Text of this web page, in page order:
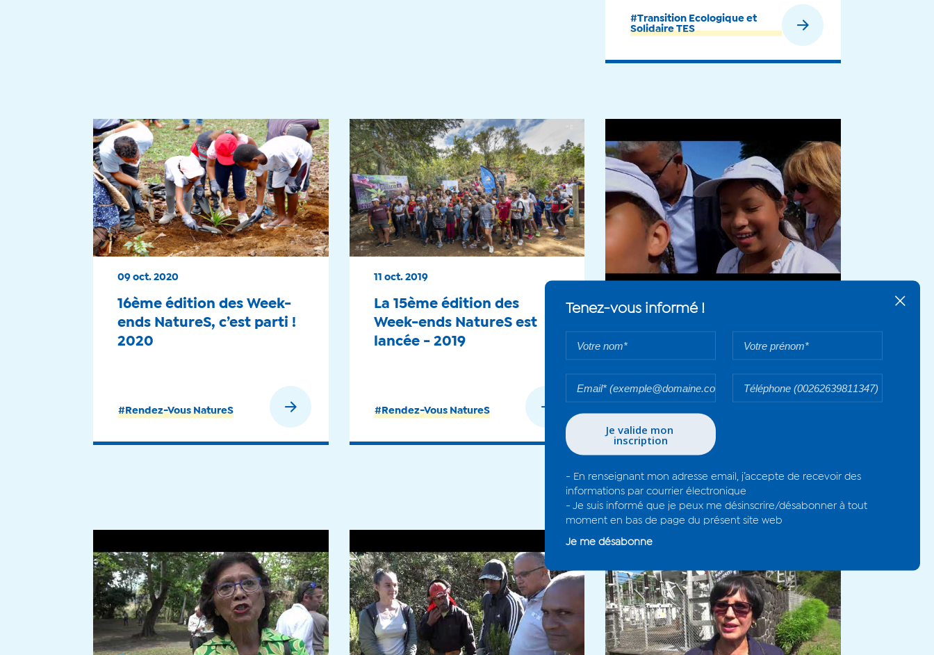
#Transition Ecologique et
Solidaire TES
#Rendez-Vous NatureS
09 oct. 2020
16ème édition des Week-
ends NatureS, c’est parti !
2020
En savoir plus #Rendez-Vous NatureS
11 oct. 2019
La 15ème édition des
Week-ends NatureS est
lancée - 2019
En savoir plus
#Bwa de kartié
30 août 2019
Bwa de Kartié : des arbres
pour respirer dans les
En savoir plus